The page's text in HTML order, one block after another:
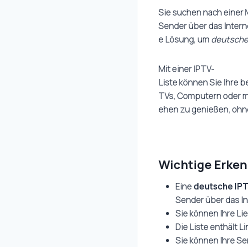
Sie suchen nach einer
Sender über das
e Lösung, um
Mit einer IPTV-
Liste können Sie Ihre
TVs, Computern oder
ehen zu genießen,
Wichtige
Eine deutsche
Sender über das
Sie können Ihre
Die Liste enthält
Sie können Ihre